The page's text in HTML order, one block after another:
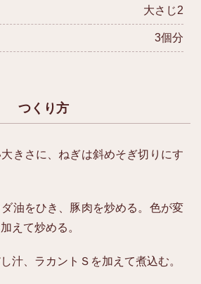
大さじ2
3個分
つくり方
きさに、ねぎは斜めそぎ切りにす
油をひき、豚肉を炒める。色が変
えて炒める。
汁、ラカントＳを加えて煮込む。